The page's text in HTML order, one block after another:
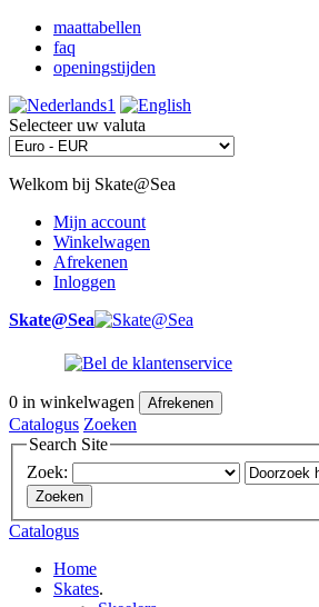
maattabellen
faq
openingstijden
Selecteer uw valuta
Welkom bij Skate@Sea
Mijn account
Winkelwagen
Afrekenen
Inloggen
Skate@Sea
0 in winkelwagen Afrekenen
Catalogus Zoeken
Search Site
Zoek:
Zoeken
Catalogus
Home
Skates.